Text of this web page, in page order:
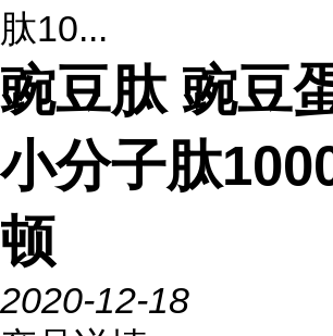
肽10...
豌豆肽 豌豆
小分子肽
顿
2020-12-18